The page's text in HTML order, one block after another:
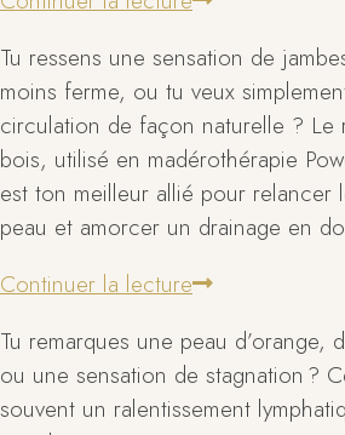
Tu ressens une sensation de
moins ferme, ou tu veux
circulation de façon naturelle ? Le
bois, utilisé en madérothérapie
est ton meilleur allié pour relancer
peau et amorcer un drainage en
Continuer la lecture
Tu remarques une peau d’orange,
ou une sensation de stagnation ?
souvent un ralentissement